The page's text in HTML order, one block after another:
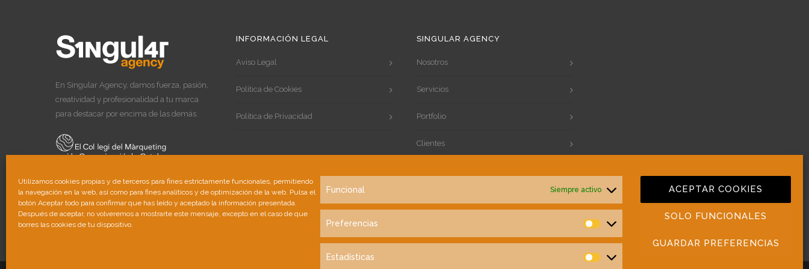
Utilizamos cookies propias y de terceros para fines estrictamente funcionales, permitiendo
la navegación en la web, así como para fines analíticos y de optimización de la web. Pulsa el
botón Aceptar todo para confirmar que has leído y aceptado la información presentada.
Después de aceptar, no volveremos a mostrarte este mensaje, excepto en el caso de que
borres las cookies de tu dispositivo.
Funcional Siempre activo
Preferencias
Preferencias
Estadísticas
Estadísticas
ACEPTAR COOKIES
SOLO FUNCIONALES
GUARDAR PREFERENCIAS
En Singular Agency, damos fuerza, pasión,
creatividad y profesionalidad a tu marca
para destacar por encima de las demás.
INFORMACIÓN LEGAL
Aviso Legal
Política de Cookies
Política de Privacidad
SINGULAR AGENCY
Nosotros
Servicios
Portfolio
Clientes